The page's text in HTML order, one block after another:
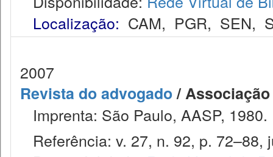
Localização: CAM, PGR, SEN,
2007
Revista do advogado/
Imprenta: São Paulo, AASP, 1980.
Referência: v. 27, n. 92, p. 72–88,